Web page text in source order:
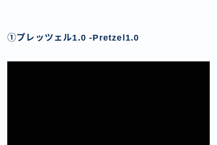
①プレッツェル1.0 -Pretzel1.0